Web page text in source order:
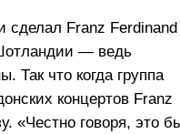
сделал Franz Ferdinand
— ведь
Так что когда группа
концертов Franz
«Честно говоря, это